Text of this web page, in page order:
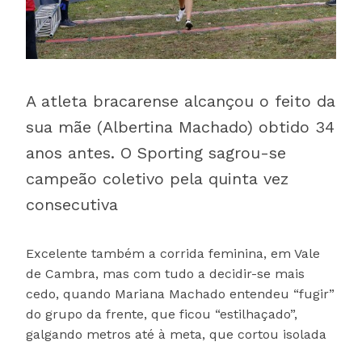
A atleta bracarense alcançou o feito da
sua mãe (Albertina Machado) obtido 34
anos antes. O Sporting sagrou-se
campeão coletivo pela quinta vez
consecutiva
Excelente também a corrida feminina, em Vale
de Cambra, mas com tudo a decidir-se mais
cedo, quando Mariana Machado entendeu “fugir”
do grupo da frente, que ficou “estilhaçado”,
galgando metros até à meta, que cortou isolada